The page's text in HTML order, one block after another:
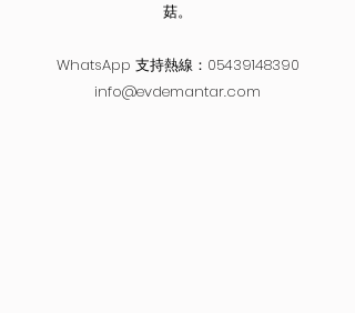
菇。
WhatsApp 支持熱線：05439148390
info@evdemantar.com